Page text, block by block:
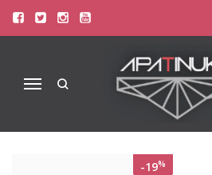
Navigacija
PREKIŲ PAIEŠKA - 5903
Prekių paieška
-19%